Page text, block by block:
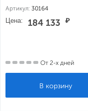
Артикул: 30164
Цена: 184 133 ₽
От 2-х дней